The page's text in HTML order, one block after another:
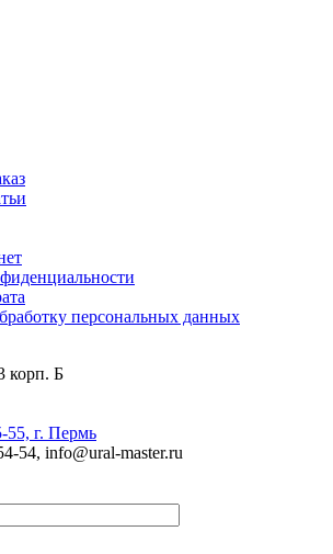
персональных данных
корп. Б
55, г. Пермь
54, info@ural-master.ru